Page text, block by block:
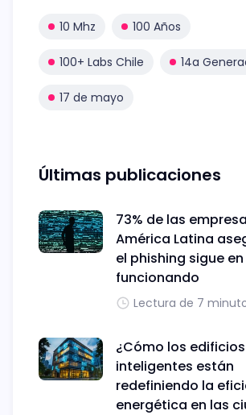
10 Mhz 100 Años
100+ Labs Chile 14a
17 de mayo
Últimas publicaciones
73% de las
América Latina
el phishing sigue
funcionando
Lectura de 7
¿Cómo los edificios
inteligentes están
redefiniendo la
energética en las